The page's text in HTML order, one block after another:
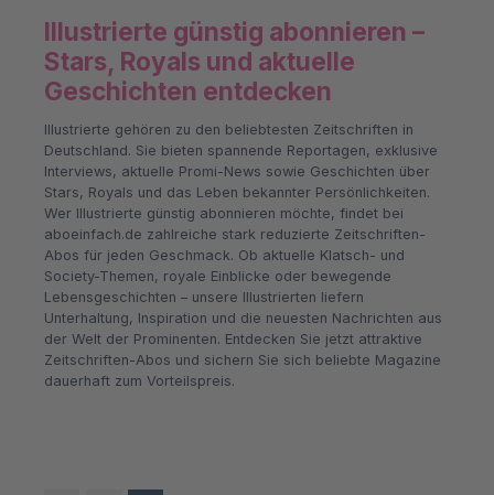
Illustrierte günstig abonnieren –
Stars, Royals und aktuelle
Geschichten entdecken
Illustrierte gehören zu den beliebtesten Zeitschriften in
Deutschland. Sie bieten spannende Reportagen, exklusive
Interviews, aktuelle Promi-News sowie Geschichten über
Stars, Royals und das Leben bekannter Persönlichkeiten.
Wer Illustrierte günstig abonnieren möchte, findet bei
aboeinfach.de zahlreiche stark reduzierte Zeitschriften-
Abos für jeden Geschmack. Ob aktuelle Klatsch- und
Society-Themen, royale Einblicke oder bewegende
Lebensgeschichten – unsere Illustrierten liefern
Unterhaltung, Inspiration und die neuesten Nachrichten aus
der Welt der Prominenten. Entdecken Sie jetzt attraktive
Zeitschriften-Abos und sichern Sie sich beliebte Magazine
dauerhaft zum Vorteilspreis.